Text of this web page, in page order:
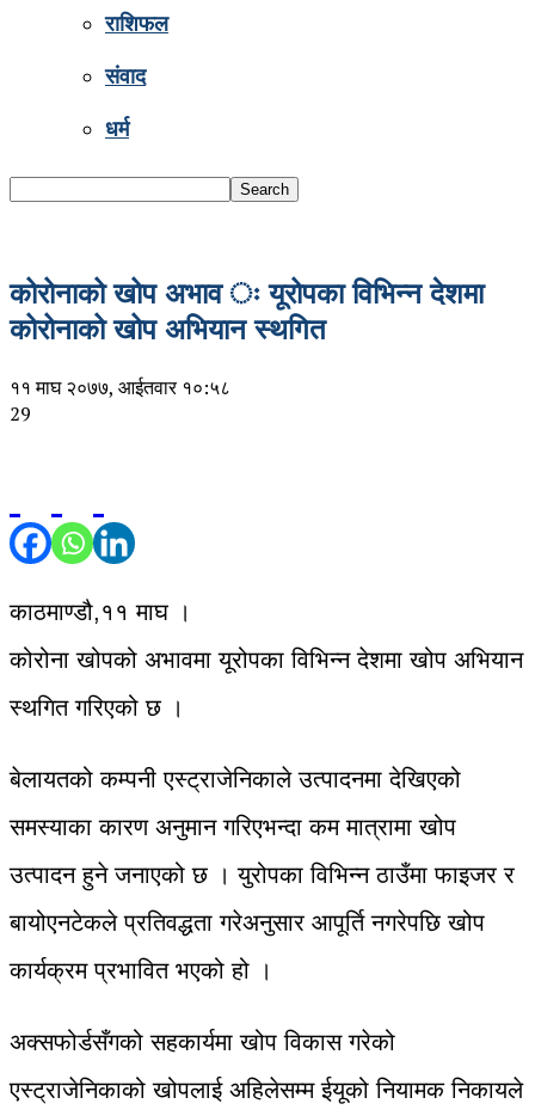
राशिफल
संवाद
धर्म
कोरोनाको खोप अभाव ः यूरोपका विभिन्न देशमा
कोरोनाको खोप अभियान स्थगित
११ माघ २०७७, आईतवार १०:५८
29
काठमाण्डौ,११ माघ ।
कोरोना खोपको अभावमा यूरोपका विभिन्न देशमा खोप अभियान
स्थगित गरिएको छ ।
बेलायतको कम्पनी एस्ट्राजेनिकाले उत्पादनमा देखिएको
समस्याका कारण अनुमान गरिएभन्दा कम मात्रामा खोप
उत्पादन हुने जनाएको छ । युरोपका विभिन्न ठाउँमा फाइजर र
बायोएनटेकले प्रतिवद्धता गरेअनुसार आपूर्ति नगरेपछि खोप
कार्यक्रम प्रभावित भएको हो ।
अक्सफोर्डसँगको सहकार्यमा खोप विकास गरेको
एस्ट्राजेनिकाको खोपलाई अहिलेसम्म ईयूको नियामक निकायले